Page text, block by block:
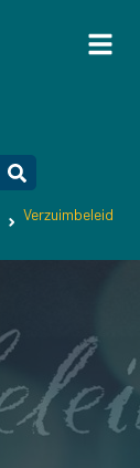
Verzuimbeleid